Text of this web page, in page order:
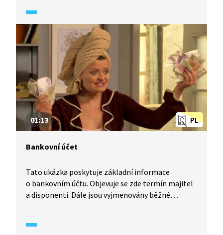
PL
01:13
Bankovní účet
Tato ukázka poskytuje základní informace
o bankovním účtu. Objevuje se zde termín majitel
a disponenti. Dále jsou vyjmenovány běžné
zůstatek. Každý majitel i disponent účtu obdrží